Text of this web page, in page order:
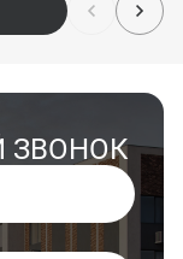
ЗВОНОК